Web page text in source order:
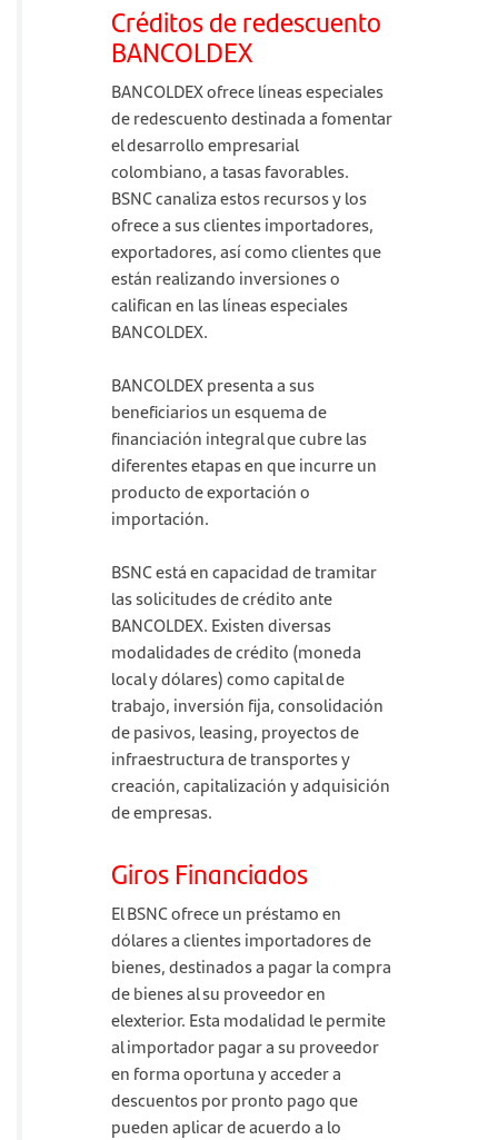
Créditos de redescuento
BANCOLDEX
BANCOLDEX ofrece líneas especiales
de redescuento destinada a fomentar
el desarrollo empresarial
colombiano, a tasas favorables.
BSNC canaliza estos recursos y los
ofrece a sus clientes importadores,
exportadores, así como clientes que
están realizando inversiones o
califican en las líneas especiales
BANCOLDEX.
BANCOLDEX presenta a sus
beneficiarios un esquema de
financiación integral que cubre las
diferentes etapas en que incurre un
producto de exportación o
importación.
BSNC está en capacidad de tramitar
las solicitudes de crédito ante
BANCOLDEX. Existen diversas
modalidades de crédito (moneda
local y dólares) como capital de
trabajo, inversión fija, consolidación
de pasivos, leasing, proyectos de
infraestructura de transportes y
creación, capitalización y adquisición
de empresas.
Giros Financiados
El BSNC ofrece un préstamo en
dólares a clientes importadores de
bienes, destinados a pagar la compra
de bienes al su proveedor en
elexterior. Esta modalidad le permite
al importador pagar a su proveedor
en forma oportuna y acceder a
descuentos por pronto pago que
pueden aplicar de acuerdo a lo